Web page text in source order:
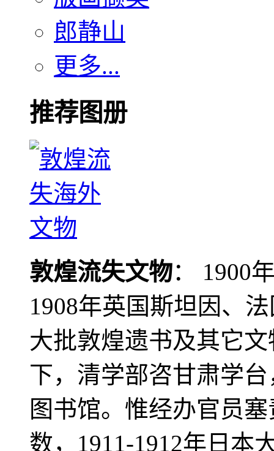
郎静山
更多...
推荐图册
敦煌流失文物： 1900
1908年英国斯坦因、
大批敦煌遗书及其它
下，清学部咨甘肃学
图书馆。惟经办官员
数，1911-1912年日本